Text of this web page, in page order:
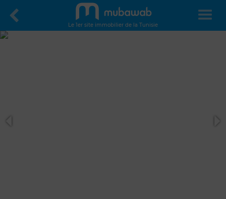
Le 1er site immobilier de la Tunisie